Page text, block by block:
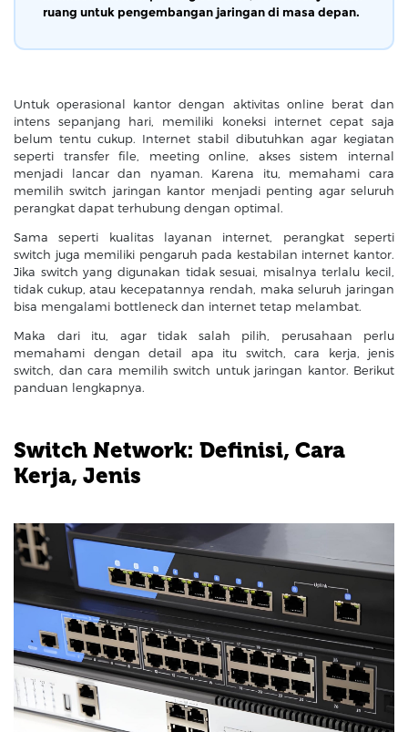
ruang untuk pengembangan jaringan di masa depan.
Untuk operasional kantor dengan aktivitas online berat dan
intens sepanjang hari, memiliki koneksi internet cepat saja
belum tentu cukup. Internet stabil dibutuhkan agar kegiatan
seperti transfer file, meeting online, akses sistem internal
menjadi lancar dan nyaman. Karena itu, memahami cara
memilih switch jaringan kantor menjadi penting agar seluruh
perangkat dapat terhubung dengan optimal.
Sama seperti kualitas layanan internet, perangkat seperti
switch juga memiliki pengaruh pada kestabilan internet kantor.
Jika switch yang digunakan tidak sesuai, misalnya terlalu kecil,
tidak cukup, atau kecepatannya rendah, maka seluruh jaringan
bisa mengalami bottleneck dan internet tetap melambat.
Maka dari itu, agar tidak salah pilih, perusahaan perlu
memahami dengan detail apa itu switch, cara kerja, jenis
switch, dan cara memilih switch untuk jaringan kantor. Berikut
panduan lengkapnya.
Switch Network: Definisi, Cara
Kerja, Jenis